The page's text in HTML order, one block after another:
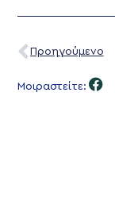
Προηγούμενο
Μοιραστείτε: